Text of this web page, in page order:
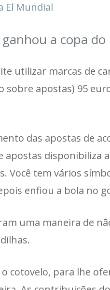
El Mundial
a copa
utilizar marcas de
apostas) 95
das apostas de
apostas disponibiliza
Você tem vários
enfiou a bola no
uma maneira de
cotovelo, para lhe